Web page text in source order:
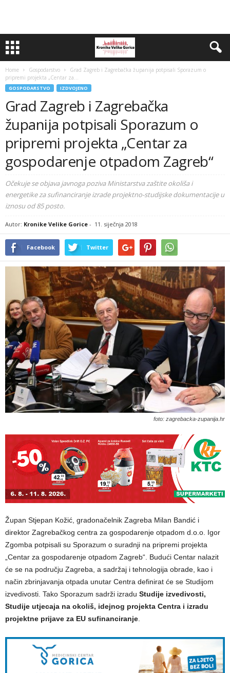
Home Gospodarstvo
Grad Zagreb i Zagrebačka županija potpisali Sporazum o
pripremi projekta „Centar za...
GOSPODARSTVO IZDVOJENO
Grad Zagreb i Zagrebačka
županija potpisali Sporazum o
pripremi projekta „Centar za
gospodarenje otpadom Zagreb“
Očekuje se objava javnoga poziva Ministarstva zaštite okoliša i
energetike za sufinanciranje izrade projektno-studijske dokumentacije u
iznosu od 85 posto.
Autor: Kronike Velike Gorice - 11. siječnja 2018
Facebook Twitter
foto: zagrebacka-zupanija.hr
Župan Stjepan Kožić, gradonačelnik Zagreba Milan Bandić i
direktor Zagrebačkog centra za gospodarenje otpadom d.o.o. Igor
Zgomba potpisali su Sporazum o suradnji na pripremi projekta
„Centar za gospodarenje otpadom Zagreb“. Budući Centar nalazit
će se na području Zagreba, a sadržaj i tehnologija obrade, kao i
način zbrinjavanja otpada unutar Centra definirat će se Studijom
izvedivosti. Tako Sporazum sadrži izradu Studije izvedivosti,
Studije utjecaja na okoliš, idejnog projekta Centra i izradu
projektne prijave za EU sufinanciranje